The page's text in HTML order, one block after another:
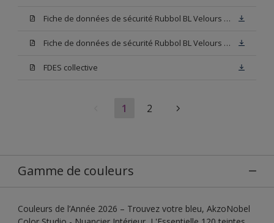
Fiche de données de sécurité Rubbol BL Velours Base N00
Fiche de données de sécurité Rubbol BL Velours Blanc
FDES collective
1 2
Gamme de couleurs
Couleurs de l’Année 2026 – Trouvez votre bleu, AkzoNobel